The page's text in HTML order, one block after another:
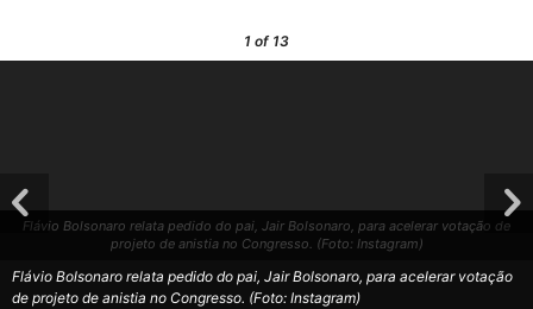
1 of 13
Flávio Bolsonaro relata pedido do pai, Jair Bolsonaro, para acelerar votação de
projeto de anistia no Congresso. (Foto: Instagram)
Flávio Bolsonaro relata pedido do pai, Jair Bolsonaro, para acelerar votação
de projeto de anistia no Congresso. (Foto: Instagram)